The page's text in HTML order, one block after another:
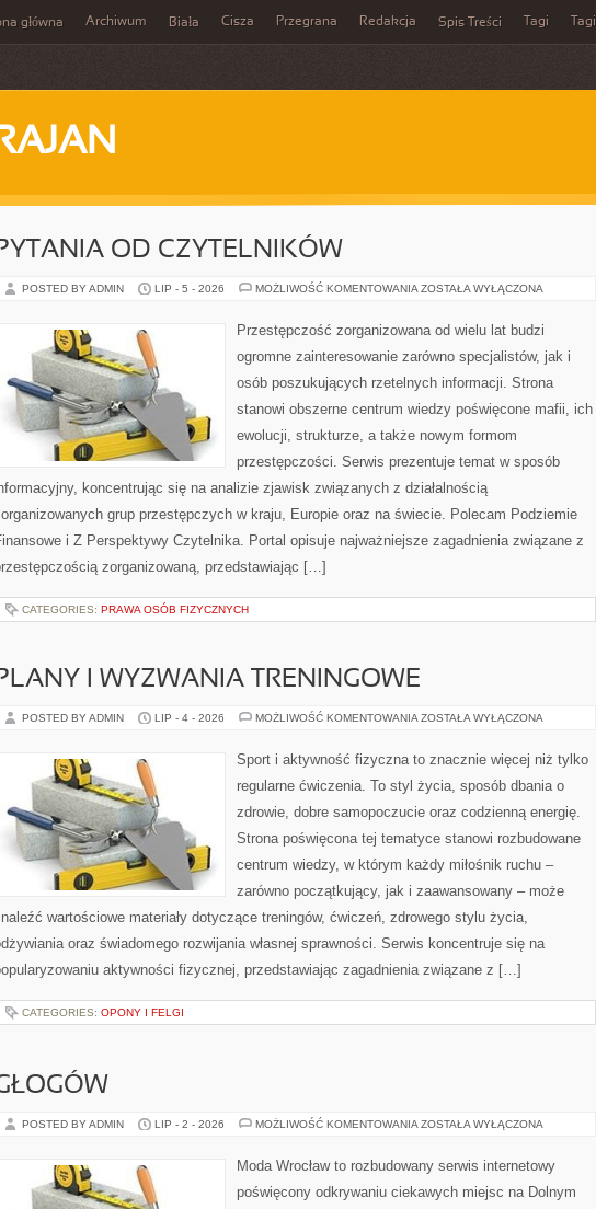
główna Archiwum Biała Cisza Przegrana Redakcja Spis Treści Tagi Tagi
PYTANIA OD CZYTELNIKÓW
POSTED BY ADMIN LIP - 5 - 2026 MOŻLIWOŚĆ KOMENTOWANIA PYTANIA
ZOSTAŁA WYŁĄCZONA
Przestępczość zorganizowana od wielu lat budzi
ogromne zainteresowanie zarówno specjalistów, jak i
osób poszukujących rzetelnych informacji. Strona
stanowi obszerne centrum wiedzy poświęcone mafii, ich
ewolucji, strukturze, a także nowym formom
przestępczości. Serwis prezentuje temat w sposób
koncentrując się na analizie zjawisk związanych z działalnością
grup przestępczych w kraju, Europie oraz na świecie. Polecam Podziemie
i Z Perspektywy Czytelnika. Portal opisuje najważniejsze zagadnienia związane z
zorganizowaną, przedstawiając […]
CATEGORIES: PRAWA OSÓB FIZYCZNYCH
PLANY I WYZWANIA TRENINGOWE
POSTED BY ADMIN LIP - 4 - 2026 MOŻLIWOŚĆ KOMENTOWANIA PLANY
TRENINGOWE
ZOSTAŁA WYŁĄCZONA
Sport i aktywność fizyczna to znacznie więcej niż tylko
regularne ćwiczenia. To styl życia, sposób dbania o
zdrowie, dobre samopoczucie oraz codzienną energię.
Strona poświęcona tej tematyce stanowi rozbudowane
centrum wiedzy, w którym każdy miłośnik ruchu –
zarówno początkujący, jak i zaawansowany – może
wartościowe materiały dotyczące treningów, ćwiczeń, zdrowego stylu życia,
oraz świadomego rozwijania własnej sprawności. Serwis koncentruje się na
aktywności fizycznej, przedstawiając zagadnienia związane z […]
CATEGORIES: OPONY I FELGI
POSTED BY ADMIN LIP - 2 - 2026 MOŻLIWOŚĆ KOMENTOWANIA GŁOGÓW
ZOSTAŁA WYŁĄCZONA
Moda Wrocław to rozbudowany serwis internetowy
poświęcony odkrywaniu ciekawych miejsc na Dolnym